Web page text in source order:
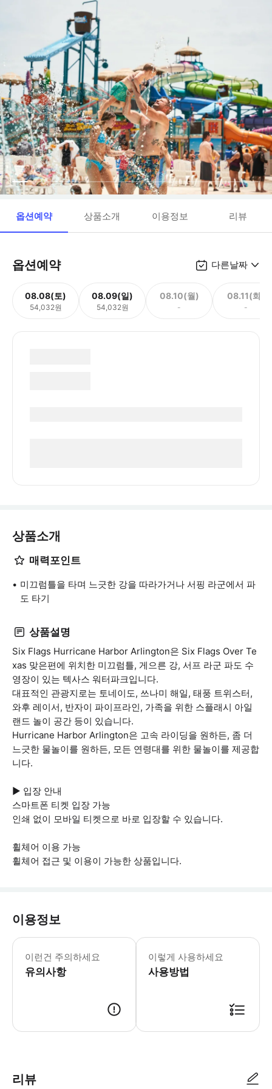
옵션예약 상품소개 이용정보 리뷰
옵션예약 다른날짜
08.08(토)
54,032원
08.09(일)
54,032원
08.10(월)
-
08.11(화)
-
상품소개
매력포인트
미끄럼틀을 타며 느긋한 강을 따라가거나 서핑 라군에서 파
도 타기
상품설명
Six Flags Hurricane Harbor Arlington은 Six Flags Over Te
xas 맞은편에 위치한 미끄럼틀, 게으른 강, 서프 라군 파도 수
영장이 있는 텍사스 워터파크입니다.
대표적인 관광지로는 토네이도, 쓰나미 해일, 태풍 트위스터,
와후 레이서, 반자이 파이프라인, 가족을 위한 스플래시 아일
랜드 놀이 공간 등이 있습니다.
Hurricane Harbor Arlington은 고속 라이딩을 원하든, 좀 더
느긋한 물놀이를 원하든, 모든 연령대를 위한 물놀이를 제공합
니다.
▶ 입장 안내
스마트폰 티켓 입장 가능
인쇄 없이 모바일 티켓으로 바로 입장할 수 있습니다.
휠체어 이용 가능
휠체어 접근 및 이용이 가능한 상품입니다.
이용정보
이런건 주의하세요
유의사항
▶ 꼭 알아두세요 * 만 17세 이하의 게
이렇게 사용하세요
사용방법
리뷰